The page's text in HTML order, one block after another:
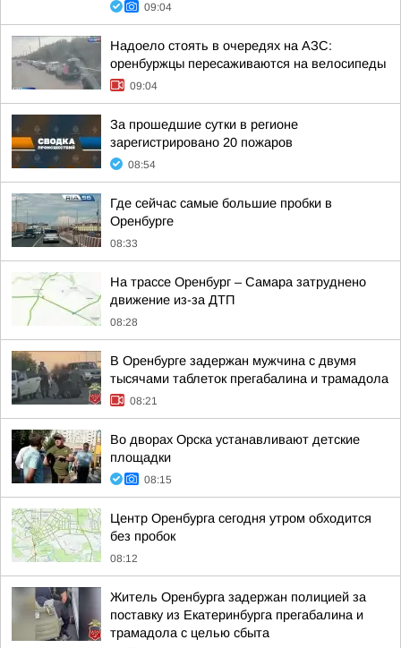
09:04
Надоело стоять в очередях на АЗС:
оренбуржцы пересаживаются на велосипеды
09:04
За прошедшие сутки в регионе
зарегистрировано 20 пожаров
08:54
Где сейчас самые большие пробки в
Оренбурге
08:33
На трассе Оренбург – Самара затруднено
движение из-за ДТП
08:28
В Оренбурге задержан мужчина с двумя
тысячами таблеток прегабалина и трамадола
08:21
Во дворах Орска устанавливают детские
площадки
08:15
Центр Оренбурга сегодня утром обходится
без пробок
08:12
Житель Оренбурга задержан полицией за
поставку из Екатеринбурга прегабалина и
трамадола с целью сбыта